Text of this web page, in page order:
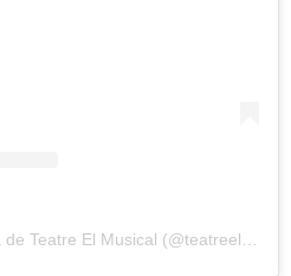
Una publicación compartida de Teatre El Musical (@teatreelmusical)